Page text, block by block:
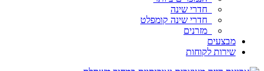
חדרי שינה
חדרי שינה קומפלט
מזרנים
מבצעים
שירות לקוחות